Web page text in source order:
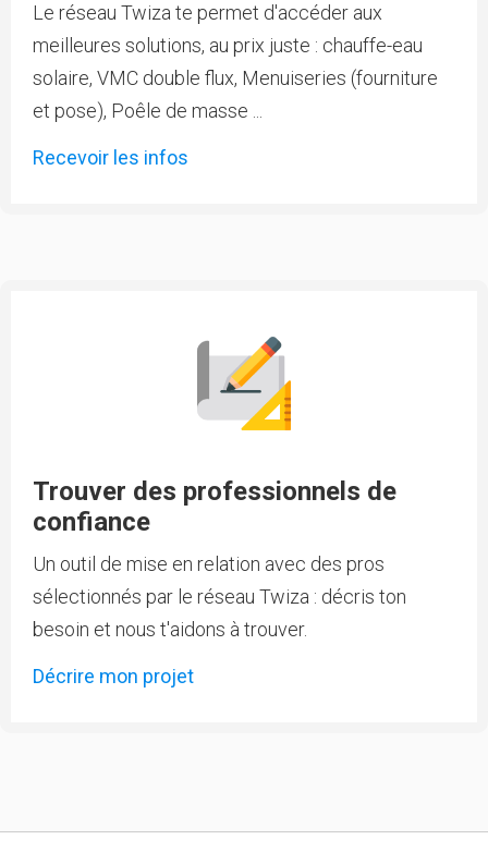
Le réseau Twiza te permet d'accéder aux
meilleures solutions, au prix juste : chauffe-eau
solaire, VMC double flux, Menuiseries (fourniture
et pose), Poêle de masse ...
Recevoir les infos
Trouver des professionnels de
confiance
Un outil de mise en relation avec des pros
sélectionnés par le réseau Twiza : décris ton
besoin et nous t'aidons à trouver.
Décrire mon projet